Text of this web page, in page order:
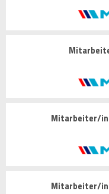
Mitarbeiter/in
Mitarbeiter/in